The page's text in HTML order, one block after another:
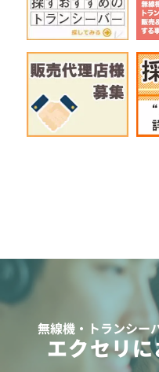
無線機・トランシー
エクセリ